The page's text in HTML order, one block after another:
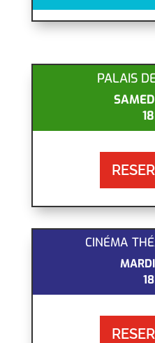
PALAIS
CINÉMA